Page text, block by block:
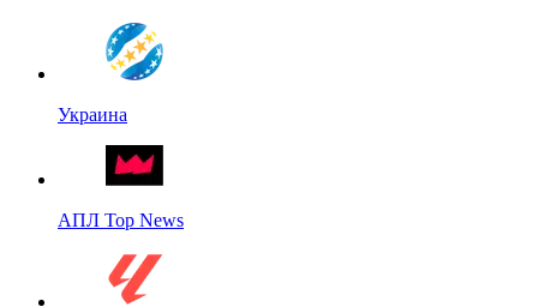
Украина
АПЛ Top News